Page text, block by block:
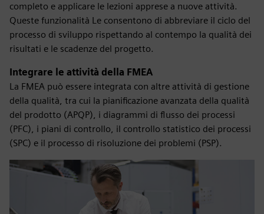
completo e applicare le lezioni apprese a nuove attività.
Queste funzionalità Le consentono di abbreviare il ciclo del
processo di sviluppo rispettando al contempo la qualità dei
risultati e le scadenze del progetto.
Integrare le attività della FMEA
La FMEA può essere integrata con altre attività di gestione
della qualità, tra cui la pianificazione avanzata della qualità
del prodotto (APQP), i diagrammi di flusso dei processi
(PFC), i piani di controllo, il controllo statistico dei processi
(SPC) e il processo di risoluzione dei problemi (PSP).